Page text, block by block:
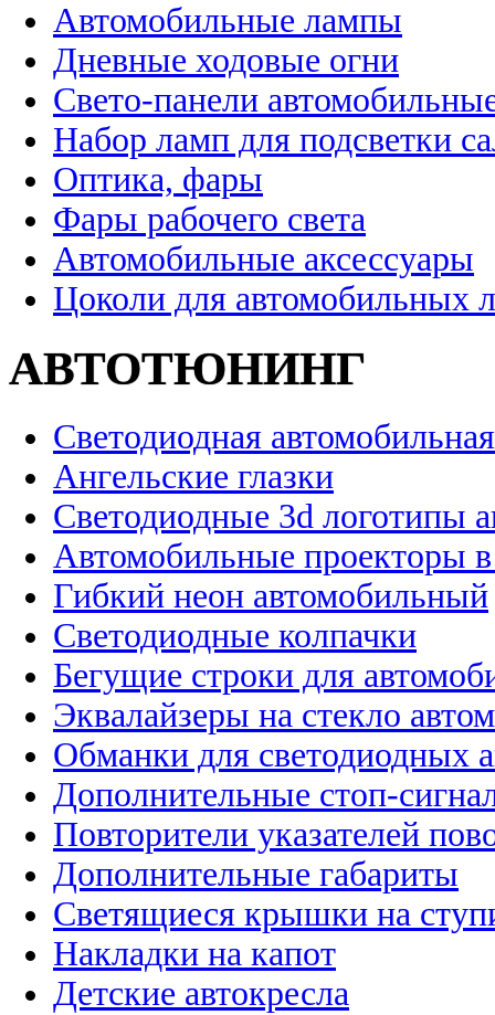
Автомобильные лампы
Дневные ходовые огни
Свето-панели
Набор ламп для подсветки
Оптика, фары
Фары рабочего света
Автомобильные аксессуары
Цоколи для автомобильных
АВТОТЮНИНГ
Светодиодная
Ангельские глазки
Светодиодные 3d логотипы
Автомобильные проекторы
Гибкий неон автомобильный
Светодиодные колпачки
Бегущие строки для
Эквалайзеры на стекло
Обманки для светодиодных
Дополнительные стоп-
Повторители указателей
Дополнительные габариты
Светящиеся крышки на
Накладки на капот
Детские автокресла